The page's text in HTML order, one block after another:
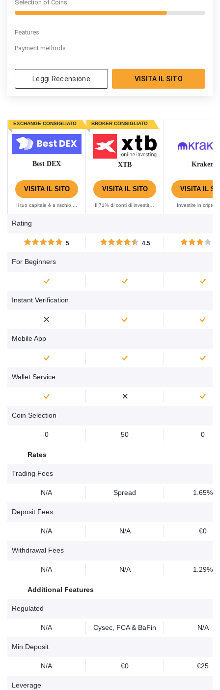
Selection of Coins
Features
Payment methods
Leggi Recensione VISITA IL SITO
EXCHANGE CONSIGLIATO
Best DEX
VISITA IL SITO
Il tuo capitale è a rischio....
BROKER CONSIGLIATO
XTB
VISITA IL SITO
Il 71% di conti di investitori
trading di CFD con XTB....
Kraken
VISITA IL
Investire in
dall'alta volatilità,
Rating
5 4.5
For Beginners
Instant Verification
Mobile App
Wallet Service
Coin Selection
0 50 0
Rates
Trading Fees
N/A Spread 1.65%
Deposit Fees
N/A N/A €0
Withdrawal Fees
N/A N/A 1.29%
Additional Features
Regulated
N/A Cysec, FCA & BaFin N/A
Min.Deposit
N/A €0 €25
Leverage